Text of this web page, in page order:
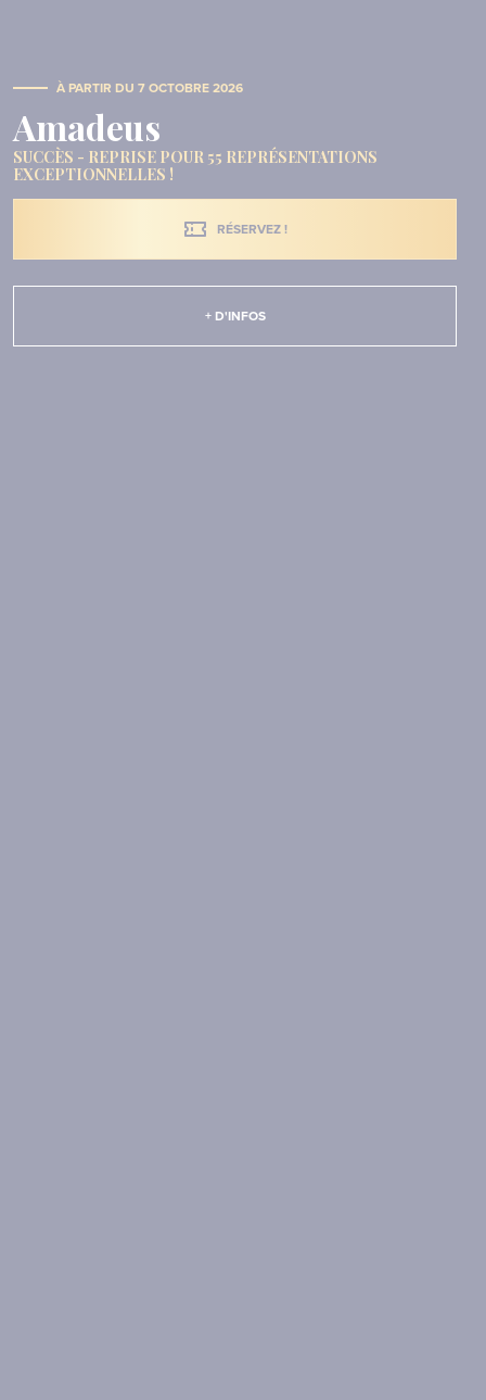
À PARTIR DU 7 OCTOBRE 2026
Amadeus
SUCCÈS - REPRISE POUR 55 REPRÉSENTATIONS
EXCEPTIONNELLES !
RÉSERVEZ !
RÉSERVEZ !
+ D'INFOS